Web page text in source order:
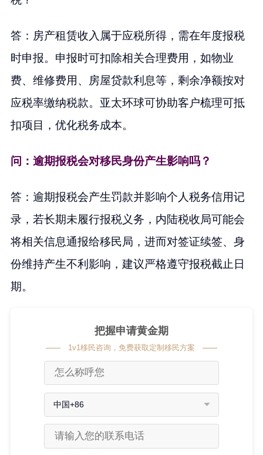
答：房产租赁收入属于应税所得，需在年度报税
时申报。申报时可扣除相关合理费用，如物业
费、维修费用、房屋贷款利息等，剩余净额按对
应税率缴纳税款。亚太环球可协助客户梳理可抵
扣项目，优化税务成本。
问：逾期报税会对移民身份产生影响吗？
答：逾期报税会产生罚款并影响个人税务信用记
录，若长期未履行报税义务，内陆税收局可能会
将相关信息通报给移民局，进而对签证续签、身
份维持产生不利影响，建议严格遵守报税截止日
期。
把握申请黄金期
1v1移民咨询，免费获取定制移民方案
中国+86